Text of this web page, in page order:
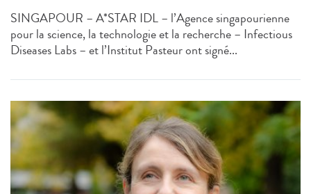
SINGAPOUR – A*STAR IDL – l’Agence singapourienne
pour la science, la technologie et la recherche – Infectious
Diseases Labs – et l’Institut Pasteur ont signé...